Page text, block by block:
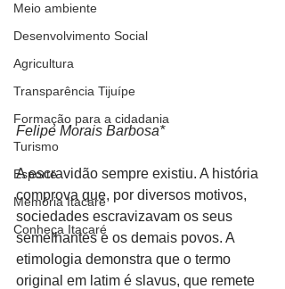
Meio ambiente
Desenvolvimento Social
Agricultura
Transparência Tijuípe
Formação para a cidadania
Turismo
Esporte
Memória Itacaré
Conheça Itacaré
Felipe Morais Barbosa*
A escravidão sempre existiu. A história
comprova que, por diversos motivos,
sociedades escravizavam os seus
semelhantes e os demais povos. A
etimologia demonstra que o termo
original em latim é slavus, que remete